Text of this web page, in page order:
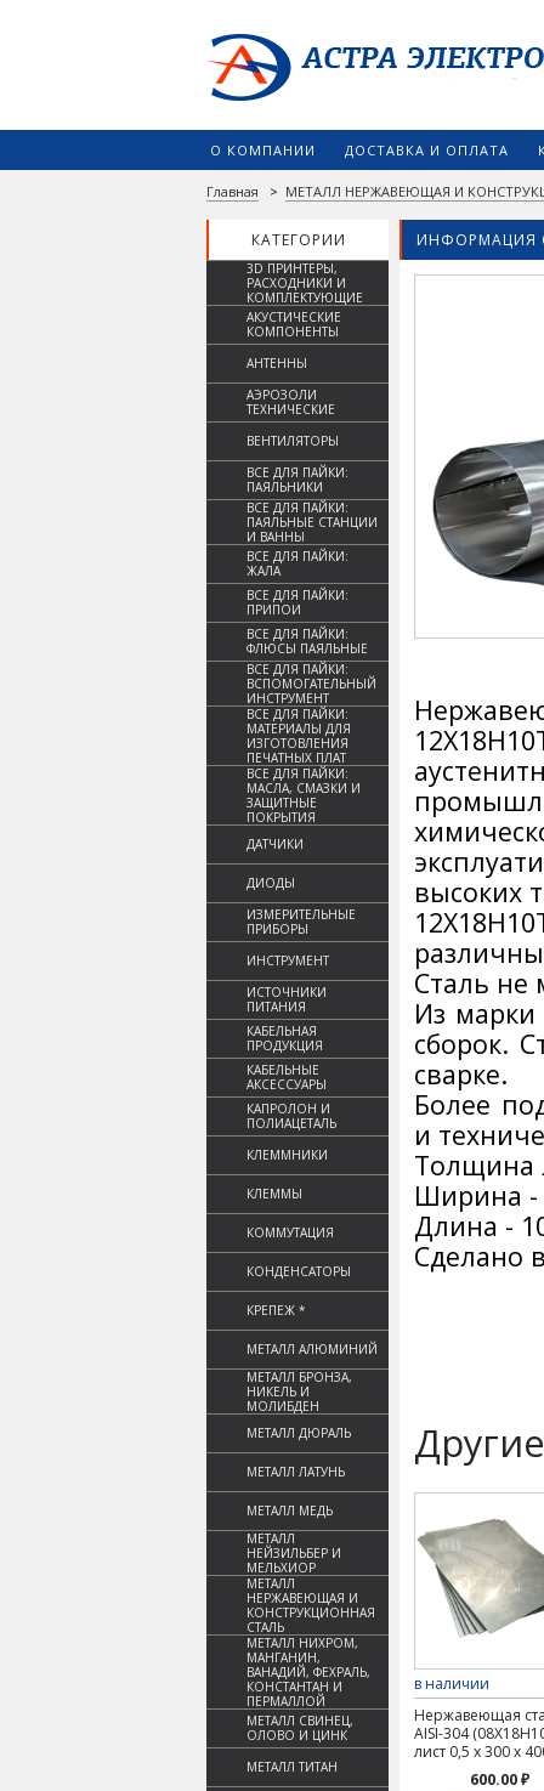
О КОМПАНИИ ДОСТАВКА И ОПЛАТА
Главная > МЕТАЛЛ НЕРЖАВЕЮЩАЯ И
КАТЕГОРИИ ИНФОРМАЦИЯ
3D ПРИНТЕРЫ,
РАСХОДНИКИ И
КОМПЛЕКТУЮЩИЕ
АКУСТИЧЕСКИЕ
КОМПОНЕНТЫ
АНТЕННЫ
АЭРОЗОЛИ
ТЕХНИЧЕСКИЕ
ВЕНТИЛЯТОРЫ
ВСЕ ДЛЯ ПАЙКИ:
ПАЯЛЬНИКИ
ВСЕ ДЛЯ ПАЙКИ:
ПАЯЛЬНЫЕ СТАНЦИИ
И ВАННЫ
ВСЕ ДЛЯ ПАЙКИ:
ЖАЛА
ВСЕ ДЛЯ ПАЙКИ:
ПРИПОИ
ВСЕ ДЛЯ ПАЙКИ:
ФЛЮСЫ ПАЯЛЬНЫЕ
ВСЕ ДЛЯ ПАЙКИ:
ВСПОМОГАТЕЛЬНЫЙ
ИНСТРУМЕНТ
ВСЕ ДЛЯ ПАЙКИ:
МАТЕРИАЛЫ ДЛЯ
ИЗГОТОВЛЕНИЯ
ПЕЧАТНЫХ ПЛАТ
ВСЕ ДЛЯ ПАЙКИ:
МАСЛА, СМАЗКИ И
ЗАЩИТНЫЕ
ПОКРЫТИЯ
ДАТЧИКИ
ДИОДЫ
ИЗМЕРИТЕЛЬНЫЕ
ПРИБОРЫ
ИНСТРУМЕНТ
ИСТОЧНИКИ
ПИТАНИЯ
КАБЕЛЬНАЯ
ПРОДУКЦИЯ
КАБЕЛЬНЫЕ
АКСЕССУАРЫ
КАПРОЛОН И
ПОЛИАЦЕТАЛЬ
КЛЕММНИКИ
КЛЕММЫ
КОММУТАЦИЯ
КОНДЕНСАТОРЫ
КРЕПЕЖ *
МЕТАЛЛ АЛЮМИНИЙ
МЕТАЛЛ БРОНЗА,
НИКЕЛЬ И
МОЛИБДЕН
МЕТАЛЛ ДЮРАЛЬ
МЕТАЛЛ ЛАТУНЬ
МЕТАЛЛ МЕДЬ
МЕТАЛЛ
НЕЙЗИЛЬБЕР И
МЕЛЬХИОР
МЕТАЛЛ
НЕРЖАВЕЮЩАЯ И
КОНСТРУКЦИОННАЯ
СТАЛЬ
МЕТАЛЛ НИХРОМ,
МАНГАНИН,
ВАНАДИЙ, ФЕХРАЛЬ,
КОНСТАНТАН И
ПЕРМАЛЛОЙ
МЕТАЛЛ СВИНЕЦ,
ОЛОВО И ЦИНК
МЕТАЛЛ ТИТАН
высоких
Сталь не
Из
сборок.
сварке.
Более
и
Толщина
Ширина -
Длина -
Сделано
в наличии
Нержавеющая
AISI-304
лист 0,5 х 300 х
600.00 ₽